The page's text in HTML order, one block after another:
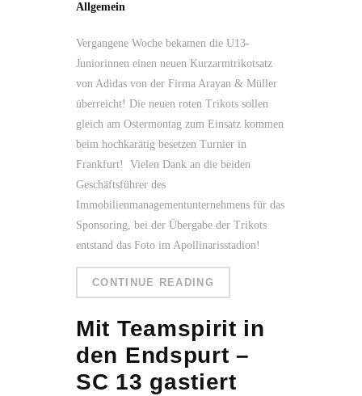
Allgemein
Vergangene Woche bekamen die U13-
Juniorinnen einen neuen Kurzarmtrikotsatz
von Adidas von der Firma Arayan & Müller
überreicht! Die neuen roten Trikots sollen
gleich am Ostermontag zum Einsatz kommen
beim hochkarätig besetzen Turnier in
Frankfurt! Vielen Dank an die beiden
Geschäftsführer des
Immobilienmanagementunternehmens für das
Sponsoring, bei der Übergabe der Trikots
entstand das Foto im Apollinarisstadion!
CONTINUE READING
Mit Teamspirit in
den Endspurt –
SC 13 gastiert